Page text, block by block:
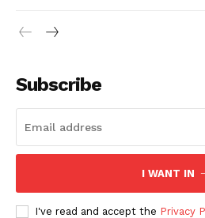
Subscribe
I WANT IN
I've read and accept the Privacy